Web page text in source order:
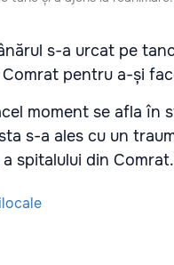
s-a urcat pe
pentru a-și
moment se afla în
s-a ales cu un
spitalului din Comrat.